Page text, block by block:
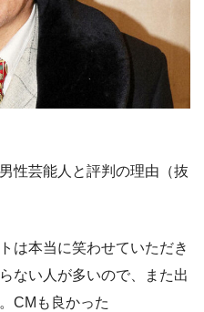
性芸能人と評判の理由（抜
は本当に笑わせていただき
ない人が多いので、また出
CMも良かった